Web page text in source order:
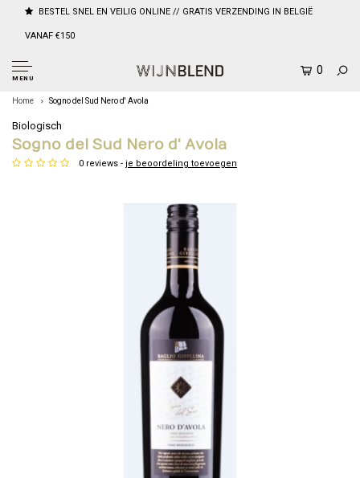
BESTEL SNEL EN VEILIG ONLINE // GRATIS VERZENDING IN BELGIË
VANAF €150
MENU
0
Home Sogno del Sud Nero d' Avola
Biologisch
Sogno del Sud Nero d' Avola
0 reviews - je beoordeling toevoegen